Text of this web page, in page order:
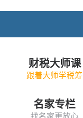
财税大师课
跟着大师学税筹
名家专栏
找名家更放心